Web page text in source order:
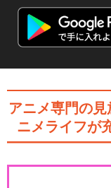
アニメ専門の見
ニメライフが